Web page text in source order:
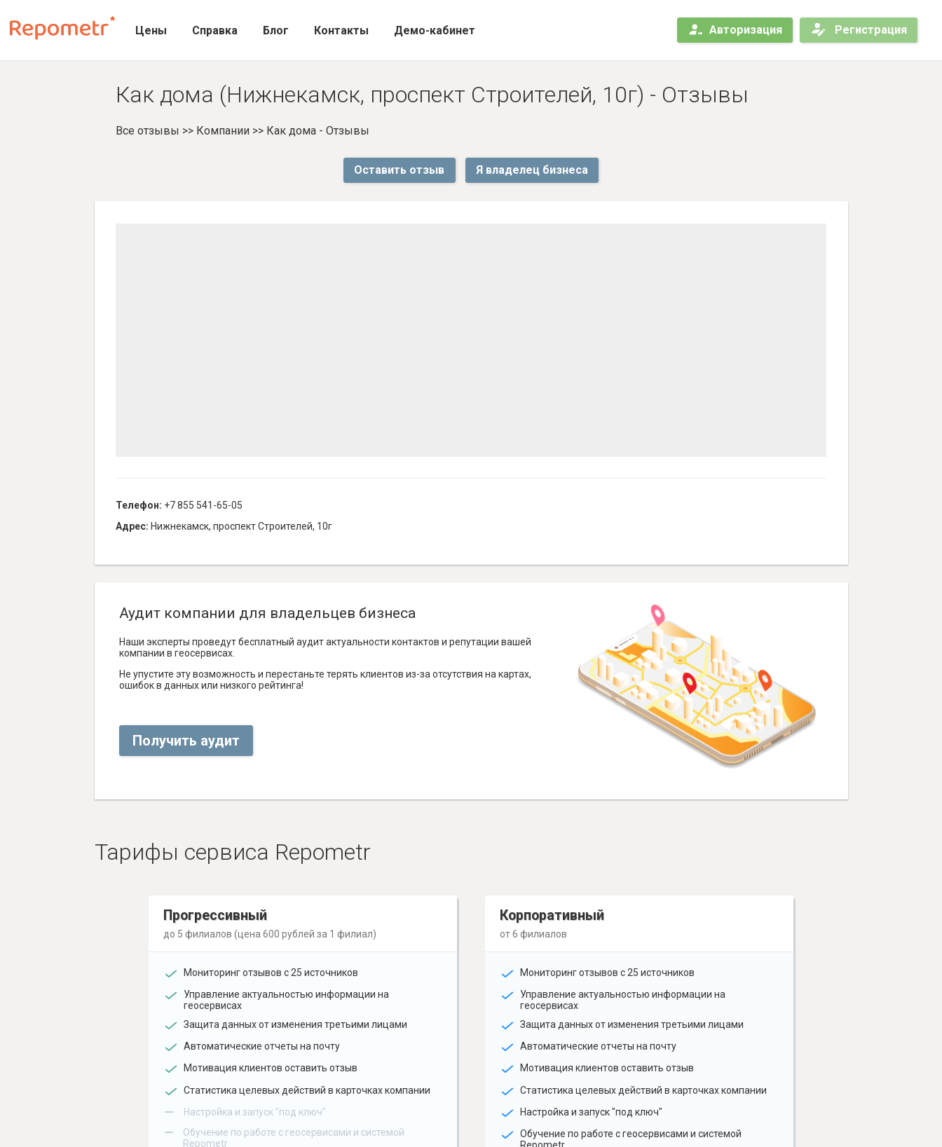
Цены Справка Блог Контакты Демо-кабинет Авторизация Регистрация
Как дома (Нижнекамск, проспект Строителей, 10г) - Отзывы
Все отзывы >> Компании>> Как дома - Отзывы
Оставить отзыв Я владелец бизнеса
Телефон: +7 855 541-65-05
Адрес: Нижнекамск, проспект Строителей, 10г
Аудит компании для владельцев бизнеса
Наши эксперты проведут бесплатный аудит актуальности контактов и репутации вашей
компании в геосервисах.
Не упустите эту возможность и перестаньте терять клиентов из-за отсутствия на картах,
ошибок в данных или низкого рейтинга!
Получить аудит
Тарифы сервиса Repometr
Прогрессивный
до 5 филиалов (цена 600 рублей за 1 филиал)
Мониторинг отзывов с 25 источников
Управление актуальностью информации на
геосервисах
Защита данных от изменения третьими лицами
Автоматические отчеты на почту
Мотивация клиентов оставить отзыв
Статистика целевых действий в карточках компании
– Настройка и запуск "под ключ"
–
Обучение по работе с геосервисами и системой
Repometr
Корпоративный
от 6 филиалов
Мониторинг отзывов с 25 источников
Управление актуальностью информации на
геосервисах
Защита данных от изменения третьими лицами
Автоматические отчеты на почту
Мотивация клиентов оставить отзыв
Статистика целевых действий в карточках компании
Настройка и запуск "под ключ"
Обучение по работе с геосервисами и системой